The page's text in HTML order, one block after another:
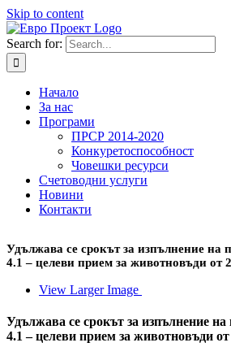
Skip to content
Search for:
Начало
За нас
Програми
ПРСР 2014-2020
Конкуретоспособност
Човешки ресурси
Счетоводни услуги
Новини
Контакти
Удължава се срокът за изпълнение на
4.1 – целеви прием за животновъди от
View Larger Image
Удължава се срокът за изпълнение
4.1 – целеви прием за животновъди от